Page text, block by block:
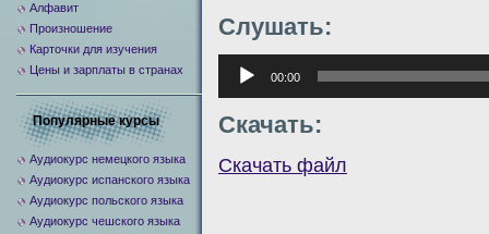
Слушать:
Аудиоплеер
00:00
Скачать:
Скачать файл
Алфавит
Произношение
Карточки для изучения
Цены и зарплаты в странах
Популярные курсы
Аудиокурс немецкого языка
Аудиокурс испанского языка
Аудиокурс польского языка
Аудиокурс чешского языка